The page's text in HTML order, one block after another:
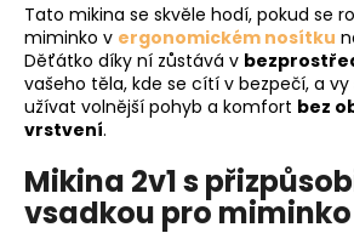
Tato mikina se skvěle hodí, pokud se
miminko v ergonomickém nosítku
Děťátko díky ní zůstává v
vašeho těla, kde se cítí v bezpečí, a
užívat volnější pohyb a komfort bez
vrstvení.
Mikina 2v1 s
vsadkou pro miminko